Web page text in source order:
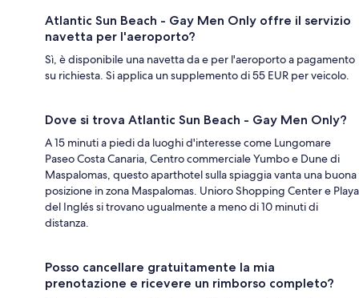
Atlantic Sun Beach - Gay Men Only offre il servizio
navetta per l'aeroporto?
Sì, è disponibile una navetta da e per l'aeroporto a pagamento
su richiesta. Si applica un supplemento di 55 EUR per veicolo.
Dove si trova Atlantic Sun Beach - Gay Men Only?
A 15 minuti a piedi da luoghi d'interesse come Lungomare
Paseo Costa Canaria, Centro commerciale Yumbo e Dune di
Maspalomas, questo aparthotel sulla spiaggia vanta una buona
posizione in zona Maspalomas. Unioro Shopping Center e Playa
del Inglés si trovano ugualmente a meno di 10 minuti di
distanza.
Posso cancellare gratuitamente la mia
prenotazione e ricevere un rimborso completo?